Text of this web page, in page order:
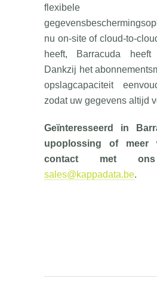
flexibele
nu on-site of cloud-to-
heeft, Barracuda
Dankzij het
opslagcapaciteit
zodat uw gegevens altijd
Geïnteresseerd in
upoplossing of meer
contact met
sales@kappadata.be.